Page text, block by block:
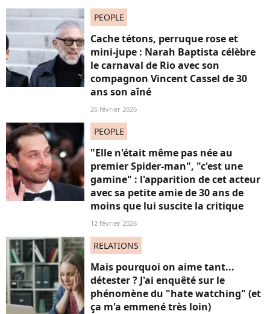
PEOPLE
Cache tétons, perruque rose et
mini-jupe : Narah Baptista célèbre
le carnaval de Rio avec son
compagnon Vincent Cassel de 30
ans son aîné
26 février 2026
PEOPLE
"Elle n'était même pas née au
premier Spider-man", "c'est une
gamine" : l'apparition de cet acteur
avec sa petite amie de 30 ans de
moins que lui suscite la critique
12 février 2026
RELATIONS
Mais pourquoi on aime tant...
détester ? J'ai enquêté sur le
phénomène du "hate watching" (et
ça m'a emmené très loin)